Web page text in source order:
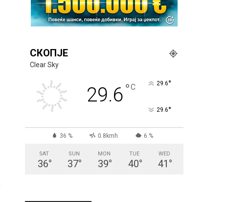
СКОПЈЕ
Clear Sky
29.6°C 29.6°
29.6°
36 % 0.8kmh 6 %
SAT
36°
SUN
37°
MON
39°
TUE
40°
WED
41 °